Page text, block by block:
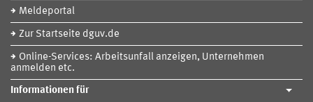
Meldeportal
Zur Startseite dguv.de
Online-Services: Arbeitsunfall anzeigen, Unternehmen
anmelden etc.
Informationen für